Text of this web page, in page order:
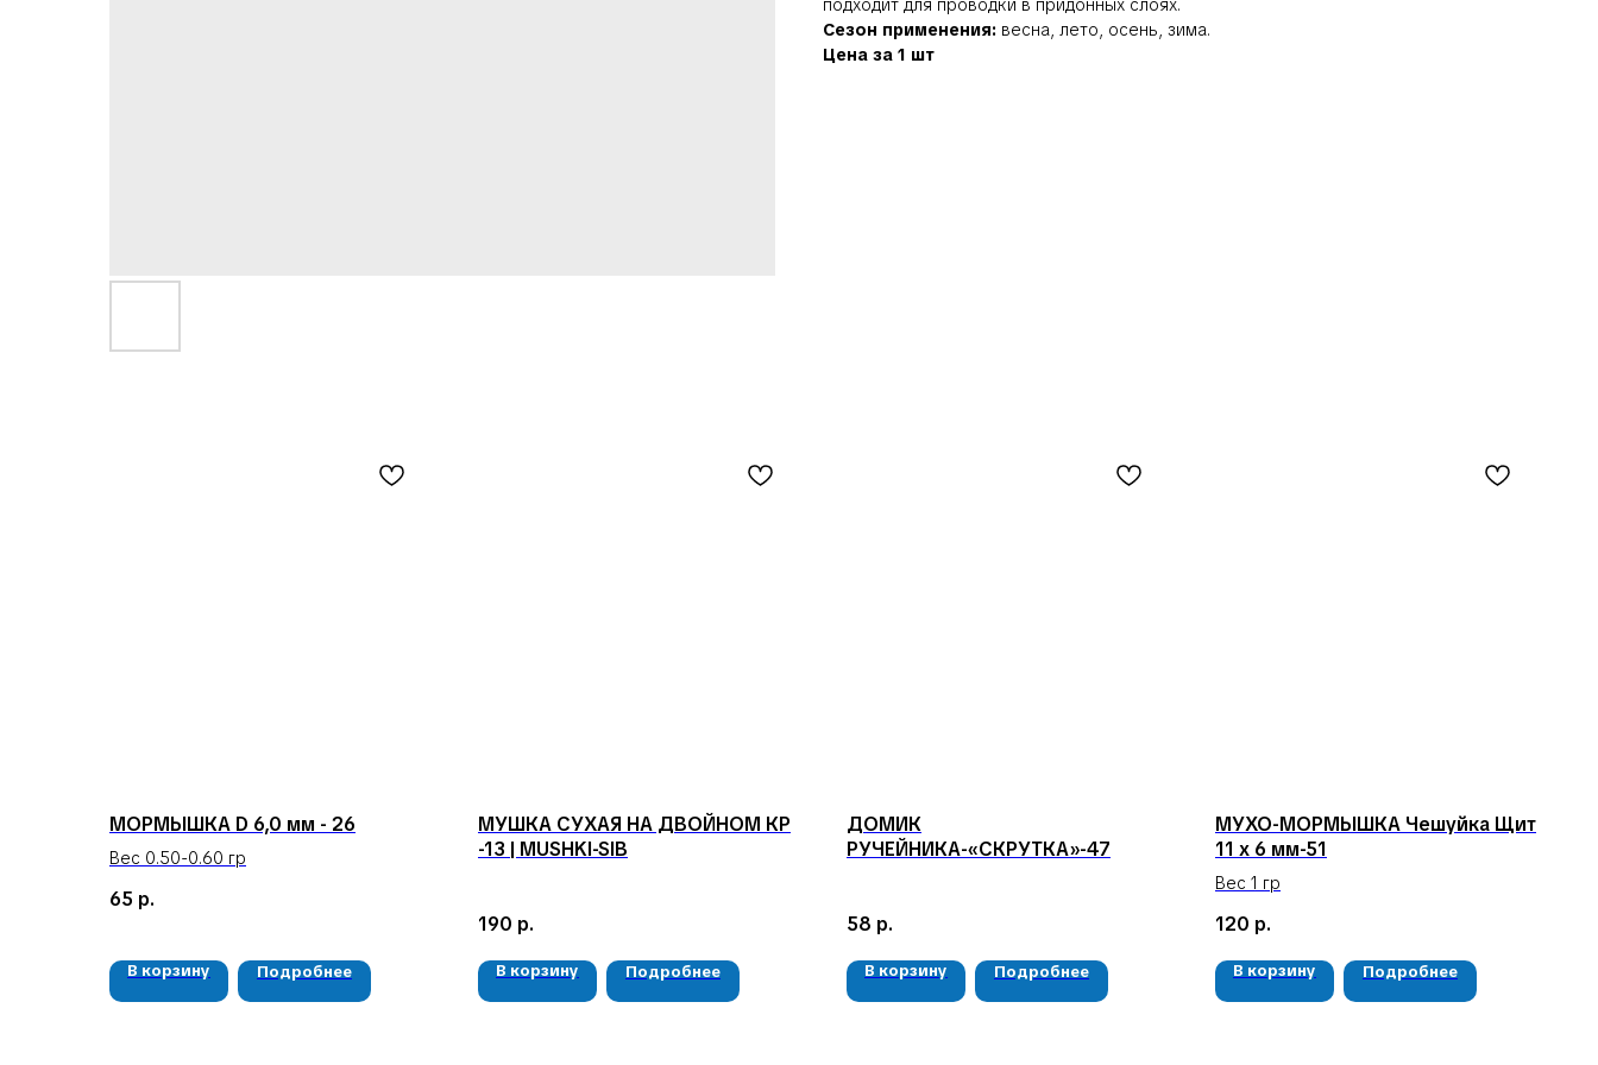
подходит для проводки в придонных слоях.
Сезон применения: весна, лето, осень, зима.
Цена за 1 шт
МОРМЫШКА D 6,0 мм - 26
Вес 0.50-0.60 гр
65 р.
В корзину Подробнее
МУШКА СУХАЯ НА ДВОЙНОМ КР
-13 | MUSHKI-SIB
190 р.
В корзину Подробнее
ДОМИК
РУЧЕЙНИКА-«СКРУТКА»-47
58 р.
В корзину Подробнее
МУХО-МОРМЫШКА Чешуйка Щит
11 х 6 мм-51
Вес 1 гр
120 р.
В корзину Подробнее